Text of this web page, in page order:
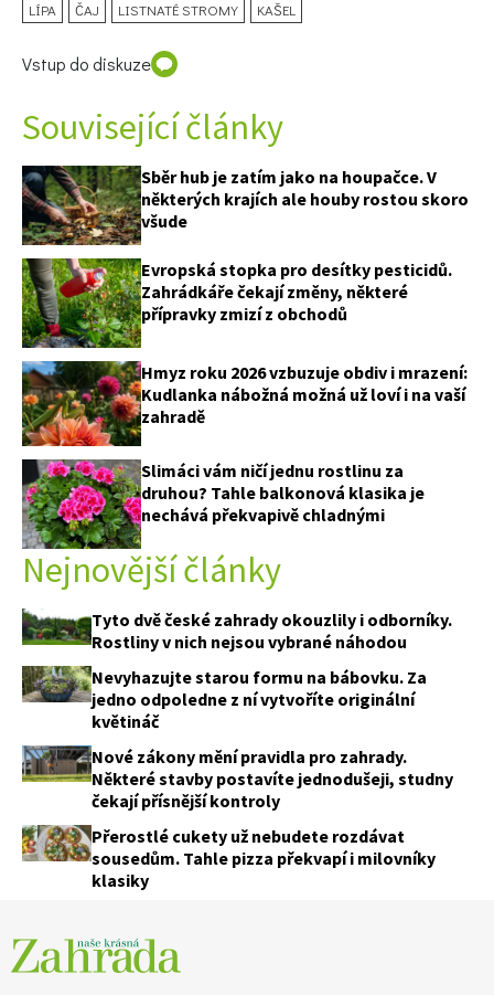
LÍPA ČAJ LISTNATÉ STROMY KAŠEL
Vstup do diskuze
Související články
Sběr hub je zatím jako na houpačce. V
některých krajích ale houby rostou skoro
všude
Evropská stopka pro desítky pesticidů.
Zahrádkáře čekají změny, některé
přípravky zmizí z obchodů
Hmyz roku 2026 vzbuzuje obdiv i mrazení:
Kudlanka nábožná možná už loví i na vaší
zahradě
Slimáci vám ničí jednu rostlinu za
druhou? Tahle balkonová klasika je
nechává překvapivě chladnými
Nejnovější články
Tyto dvě české zahrady okouzlily i odborníky.
Rostliny v nich nejsou vybrané náhodou
Nevyhazujte starou formu na bábovku. Za
jedno odpoledne z ní vytvoříte originální
květináč
Nové zákony mění pravidla pro zahrady.
Některé stavby postavíte jednodušeji, studny
čekají přísnější kontroly
Přerostlé cukety už nebudete rozdávat
sousedům. Tahle pizza překvapí i milovníky
klasiky